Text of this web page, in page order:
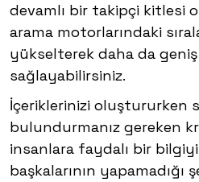
devamlı bir takipçi kitlesi
arama motorlarındaki
yükselterek daha da
sağlayabilirsiniz.
İçeriklerinizi oluştururken
bulundurmanız gereken
insanlara faydalı bir
başkalarının yapamadığı